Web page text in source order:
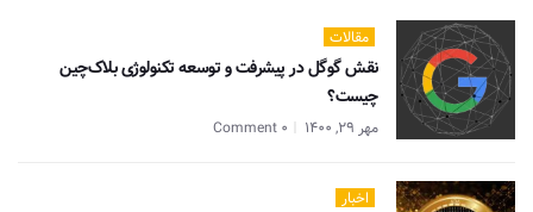
مقالات
نقش گوگل در پیشرفت و توسعه تکنولوژی بلاک‌چین
چیست؟
مهر 29, 1400 0 Comment
اخبار